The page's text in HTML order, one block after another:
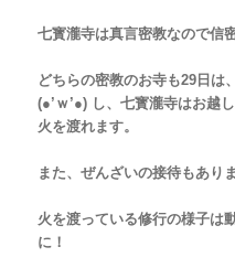
七寳瀧寺は真言密教なので信
どちらの密教のお寺も29日は
(●’ｗ’●) し、七寳瀧寺はお越
火を渡れます。
また、ぜんざいの接待もあり
火を渡っている修行の様子は
に！